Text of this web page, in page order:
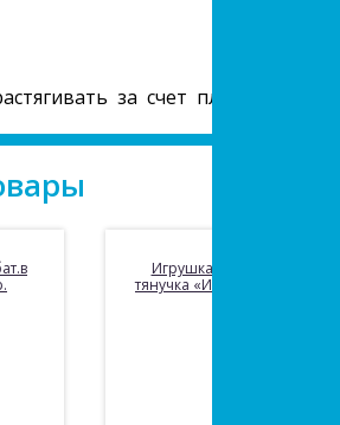
за счет пластичности
Игрушка пластизоль
тянучка «Играем вместе»